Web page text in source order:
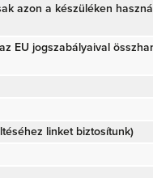
azon a készüléken
EU jogszabályaival
linket biztosítunk)